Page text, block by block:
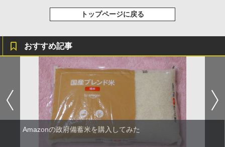
トップページに戻る
おすすめ記事
Amazonの政府備蓄米を購入してみた